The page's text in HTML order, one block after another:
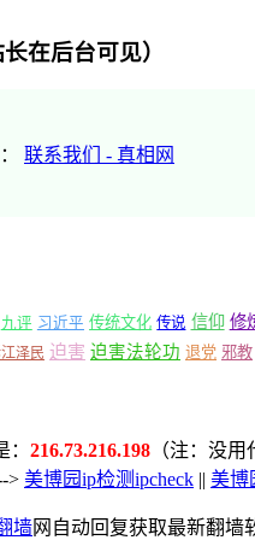
在后台可见）
联系我们 - 真相网
九评 习近平 传统文化 传说 信仰 修
泽民 迫害 迫害法轮功 退党 邪教
216.73.216.198 （注：没
> 美博园ip检测ipcheck || 美博
墙网自动回复获取最新翻墙